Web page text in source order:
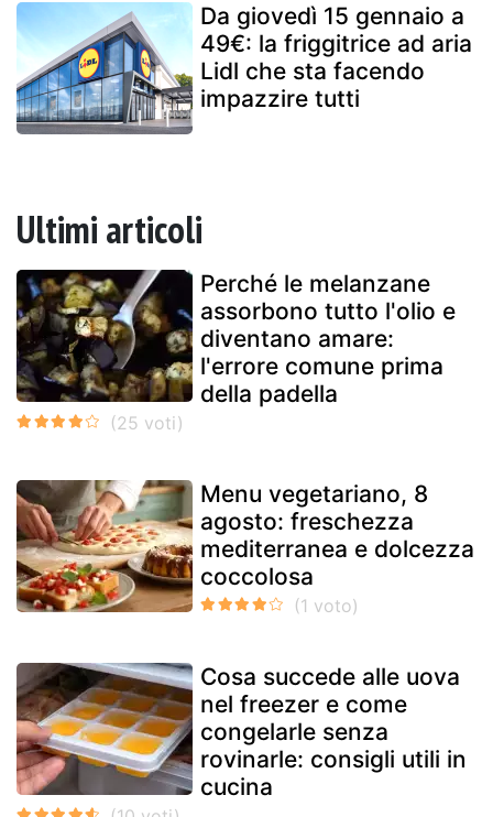
Da giovedì 15 gennaio a
49€: la friggitrice ad aria
Lidl che sta facendo
impazzire tutti
Ultimi articoli
Perché le melanzane
assorbono tutto l'olio e
diventano amare:
l'errore comune prima
della padella
Menu vegetariano, 8
agosto: freschezza
mediterranea e dolcezza
coccolosa
Cosa succede alle uova
nel freezer e come
congelarle senza
rovinarle: consigli utili in
cucina